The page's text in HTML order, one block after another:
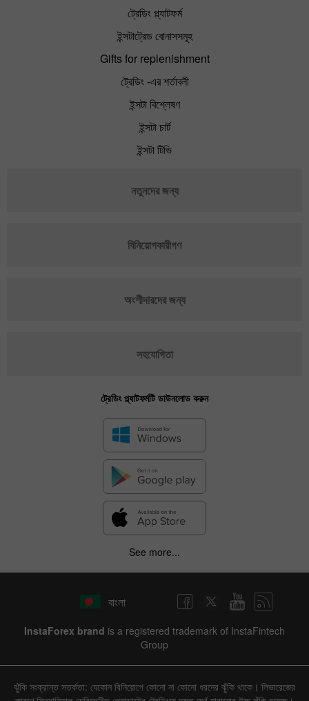
ট্রেডিং প্ল্যাটফর্ম
ইন্সটাট্রেড বোনাসসমূহ
Gifts for replenishment
ট্রেডিং -এর শর্তাবলী
ইন্সটা বিশ্লেষণ
ইন্সটা চার্ট
ইন্সটা টিভি
নতুনদের জন্য
বিনিয়োগকারীগণ
অংশীদারদের জন্য
সহযোগিতা
ট্রেডিং প্ল্যাটফর্মটি ডাউনলোড করুন
See more...
বাংলা
InstaForex brand is a registered trademark of InstaFintech
Group
ঝুঁকি সংক্রান্ত সতর্কতা: যেকোন বিনিয়োগে কোনো না কোনো ধরনের ঝুঁকি থাকে। লিভারেজের